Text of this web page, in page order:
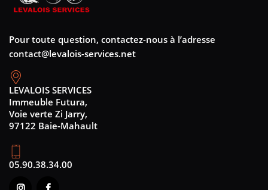
Pour toute question, contactez-nous à l’adresse
contact@levalois-services.net
LEVALOIS SERVICES
Immeuble Futura,
Voie verte Zi Jarry,
97122 Baie-Mahault
05.90.38.34.00